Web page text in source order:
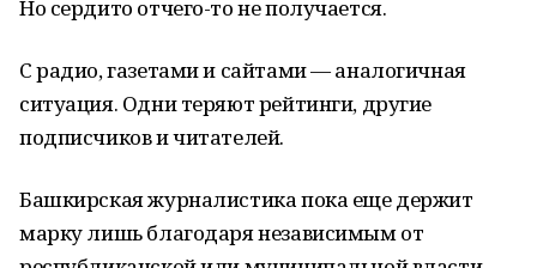
Но сердито отчего-то не получается.
С радио, газетами и сайтами — аналогичная
ситуация. Одни теряют рейтинги, другие
подписчиков и читателей.
Башкирская журналистика пока еще держит
марку лишь благодаря независимым от